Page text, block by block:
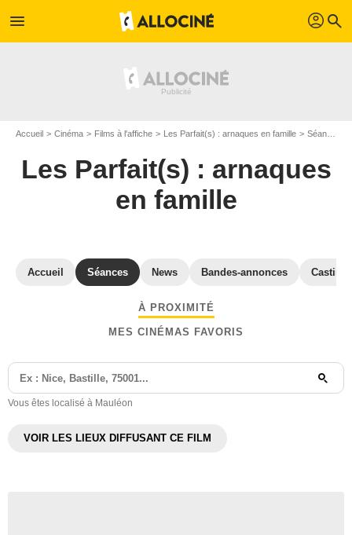
menu profil search
Accueil Cinéma Films à l'affiche Les Parfait(s) : arnaques en famille Séances "Les Parfait(s) : arnaques en famille" Pyrénées Atlantiques
Les Parfait(s) : arnaques
en famille
Accueil Séances News Bandes-annonces Casting
À PROXIMITÉ
MES CINÉMAS FAVORIS
Vous êtes localisé à Mauléon
VOIR LES LIEUX DIFFUSANT CE FILM